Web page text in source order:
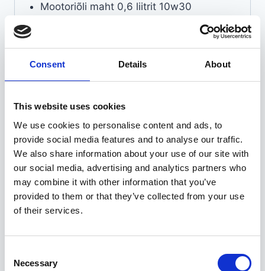
Consent Details About
This website uses cookies
We use cookies to personalise content and ads, to
provide social media features and to analyse our traffic.
We also share information about your use of our site with
our social media, advertising and analytics partners who
may combine it with other information that you’ve
provided to them or that they’ve collected from your use
of their services.
Selection
Necessary
Mootoriõli maht 0,6 liitrit 10w30